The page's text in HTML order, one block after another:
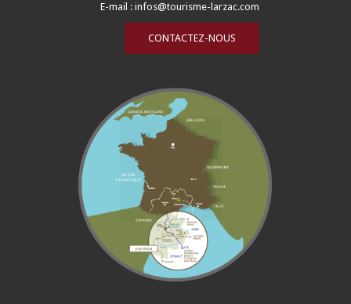
E-mail :infos@tourisme-larzac.com
CONTACTEZ-NOUS